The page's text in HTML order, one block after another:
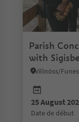
Parish
with
the organ
25 August
date de début